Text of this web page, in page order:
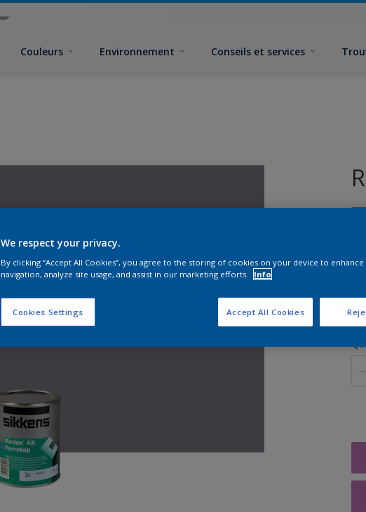
Couleurs Environnement Conseils et services
We respect your privacy.
By clicking “Accept All Cookies”, you agree to the storing of cookies on your device to enhance
navigation, analyze site usage, and assist in our marketing efforts.
Info
Cookies Settings Accept All Cookies